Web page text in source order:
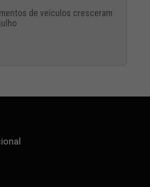
de veículos cresceram